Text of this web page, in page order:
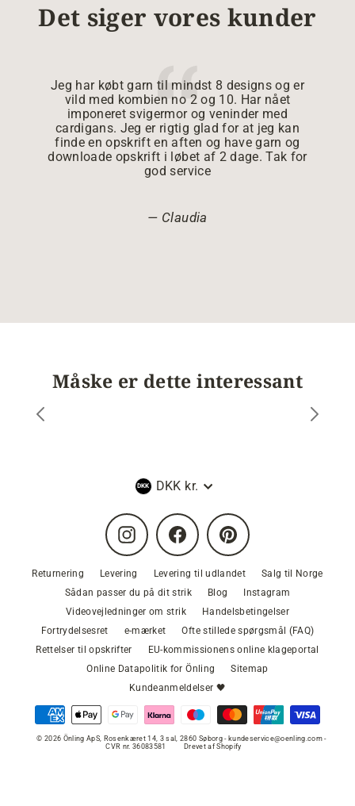
Det siger vores kunder
Jeg har købt garn til mindst 8 designs og er
vild med kombien no 2 og 10. Har nået
imponeret svigermor og veninder med
cardigans. Jeg er rigtig glad for at jeg kan
finde en opskrift en aften og have garn og
downloade opskrift i løbet af 2 dage. Tak for
god service
Claudia
Måske er dette interessant
Valuta
DKK kr.
Instagram Facebook Pinterest
Returnering Levering Levering til udlandet
Salg til Norge
Sådan passer du på dit strik
Blog
Instagram
Videovejledninger om strik
Handelsbetingelser
Fortrydelsesret
e-mærket
Ofte stillede spørgsmål (FAQ)
Rettelser til opskrifter
EU-kommissionens online klageportal
Online Datapolitik for Önling
Sitemap
Kundeanmeldelser 🖤
© 2026 Önling ApS, Rosenkæret 14, 3 sal, 2860 Søborg - kundeservice@oenling.com -
CVR nr. 36083581
Drevet af Shopify